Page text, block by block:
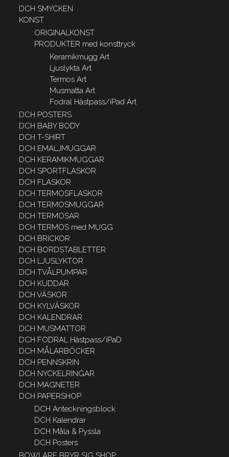
DCH SMYCKEN
KONST
ORIGINALKONST
PRODUKTER med konsttryck
Keramikmugg Art
Ljuslykta Art
Termos Art
Musmatta Art
Fodral Hästpass/iPad Art
DCH POSTERS
DCH BABY BODY
DCH T-SHIRT
DCH EMALJMUGGAR
DCH KERAMIKMUGGAR
DCH SPORTFLASKOR
DCH FLASKOR
DCH TERMOSFLASKOR
DCH TERMOSMUGGAR
DCH TERMOSAR
DCH TERMOS med MUGG
DCH BRICKOR
DCH BORDSTABLETTER
DCH LJUSLYKTOR
DCH TVÅLPUMPAR
DCH KUDDAR
DCH VÄSKOR
DCH KYLVÄSKOR
DCH KALENDRAR
DCH MUSMATTOR
DCH FODRAL Hästpass/iPaD
DCH MÅLARBÖCKER
DCH PENNSKRIN
DCH NYCKELRINGAR
DCH MAGNETER
DCH PAPERSHOP
DCH Anteckningsblock
DCH Kalendrar
DCH Måla & Pyssla
DCH Posters